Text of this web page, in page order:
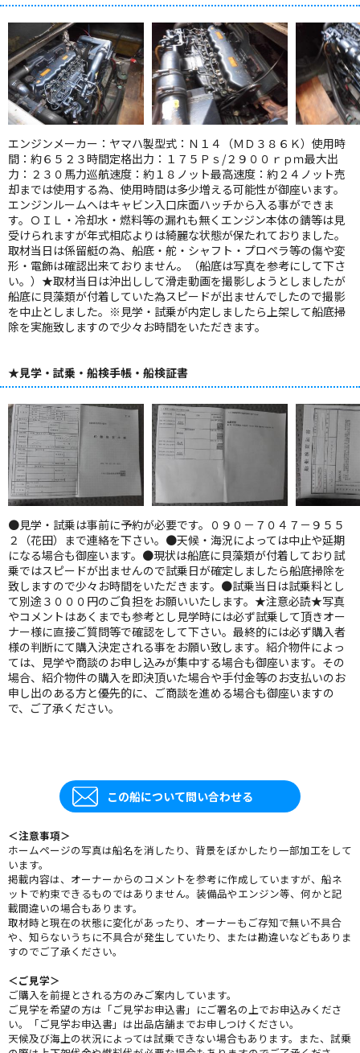
エンジンメーカー：ヤマハ製型式：Ｎ１４（ＭＤ３８６Ｋ）使用時
間：約６５２３時間定格出力：１７５Ｐｓ/２９００ｒｐｍ最大出
力：２３０馬力巡航速度：約１８ノット最高速度：約２４ノット売
却までは使用する為、使用時間は多少増える可能性が御座います。
エンジンルームへはキャビン入口床面ハッチから入る事ができま
す。ＯＩＬ・冷却水・燃料等の漏れも無くエンジン本体の錆等は見
受けられますが年式相応よりは綺麗な状態が保たれておりました。
取材当日は係留艇の為、船底・舵・シャフト・プロペラ等の傷や変
形・電飾は確認出来ておりません。（船底は写真を参考にして下さ
い。）★取材当日は沖出しして滑走動画を撮影しようとしましたが
船底に貝藻類が付着していた為スピードが出ませんでしたので撮影
を中止としました。※見学・試乗が内定しましたら上架して船底掃
除を実施致しますので少々お時間をいただきます。
★見学・試乗・船検手帳・船検証書
●見学・試乗は事前に予約が必要です。０９０－７０４７－９５５
２（花田）まで連絡を下さい。●天候・海況によっては中止や延期
になる場合も御座います。●現状は船底に貝藻類が付着しており試
乗ではスピードが出ませんので試乗日が確定しましたら船底掃除を
致しますので少々お時間をいただきます。●試乗当日は試乗料とし
て別途３０００円のご負担をお願いいたします。★注意必読★写真
やコメントはあくまでも参考とし見学時には必ず試乗して頂きオー
ナー様に直接ご質問等で確認をして下さい。最終的には必ず購入者
様の判断にて購入決定される事をお願い致します。紹介物件によっ
ては、見学や商談のお申し込みが集中する場合も御座います。その
場合、紹介物件の購入を即決頂いた場合や手付金等のお支払いのお
申し出のある方と優先的に、ご商談を進める場合も御座いますの
で、ご了承ください。
この船について問い合わせる
＜注意事項＞
ホームページの写真は船名を消したり、背景をぼかしたり一部加工をして
います。
掲載内容は、オーナーからのコメントを参考に作成していますが、船ネ
ットで約束できるものではありません。装備品やエンジン等、何かと記
載間違いの場合もあります。
取材時と現在の状態に変化があったり、オーナーもご存知で無い不具合
や、知らないうちに不具合が発生していたり、または勘違いなどもありま
すのでご了承ください。
＜ご見学＞
ご購入を前提とされる方のみご案内しています。
ご見学を希望の方は「ご見学お申込書」にご署名の上でお申込みくださ
い。「ご見学お申込書」は出品店舗までお申しつけください。
天候及び海上の状況によっては試乗できない場合もあります。また、試乗